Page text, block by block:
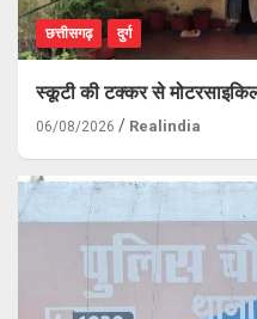
छत्तीसगढ़ दुर्ग
स्कूटी की टक्कर से
06/08/2026 Realindia